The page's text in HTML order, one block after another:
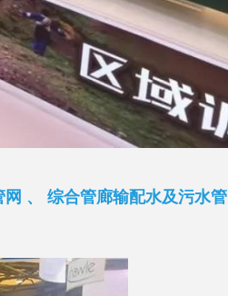
、 综合管廊输配水及污水管